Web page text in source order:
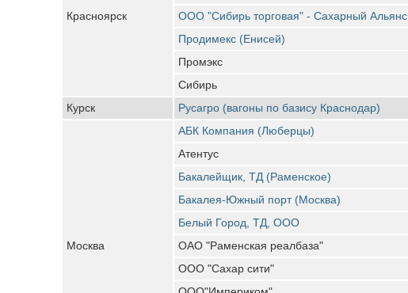
Красноярск
ООО "Сибирь торговая" - Сахарный Альянс
Продимекс (Енисей)
Промэкс
Сибирь
Курск
Русагро (вагоны по базису Краснодар)
Москва
АБК Компания (Люберцы)
Атентус
Бакалейщик, ТД (Раменское)
Бакалея-Южный порт (Москва)
Белый Город, ТД, ООО
ОАО "Раменская реалбаза"
ООО "Сахар сити"